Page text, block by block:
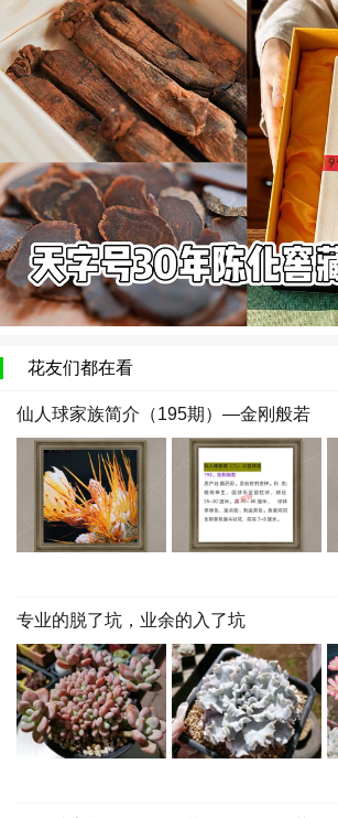
花友们都在看
仙人球家族简介（195期）—金刚般若
专业的脱了坑，业余的入了坑